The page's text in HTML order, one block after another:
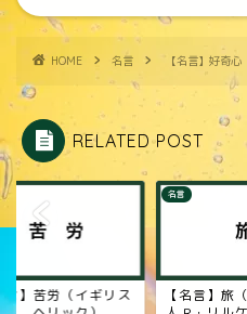
HOME 名言 【名言】好奇
RELATED POST
言】苦労（イギリス
名言
【名言】旅